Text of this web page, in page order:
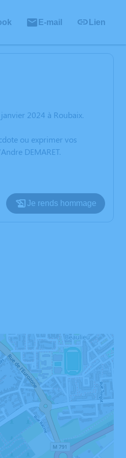
E-mail Lien
2024 à Roubaix.
ou exprimer vos
DEMARET.
Je rends hommage